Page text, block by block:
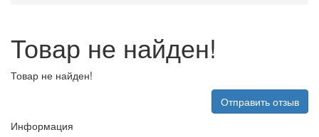
Товар не найден!
Товар не найден!
Отправить отзыв
Информация